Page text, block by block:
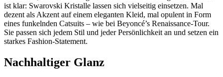
ist klar: Swarovski Kristalle lassen sich vielseitig einsetzen. Mal
dezent als Akzent auf einem eleganten Kleid, mal opulent in Form
eines funkelnden Catsuits – wie bei Beyoncé’s Renaissance-Tour.
Sie passen sich jedem Stil und jeder Persönlichkeit an und setzen ein
starkes Fashion-Statement.
Nachhaltiger Glanz